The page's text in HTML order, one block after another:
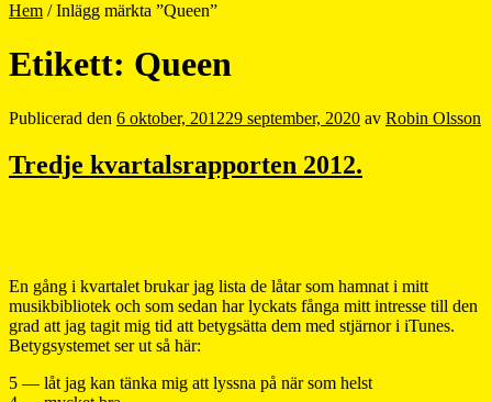
Hem /Inlägg märkta ”Queen”
Etikett: Queen
Publicerad den 6 oktober, 201229 september, 2020 av Robin Olsson
Tredje kvartalsrapporten 2012.
En gång i kvartalet brukar jag lista de låtar som hamnat i mitt
musikbibliotek och som sedan har lyckats fånga mitt intresse till den
grad att jag tagit mig tid att betygsätta dem med stjärnor i iTunes.
Betygsystemet ser ut så här:
5 — låt jag kan tänka mig att lyssna på när som helst